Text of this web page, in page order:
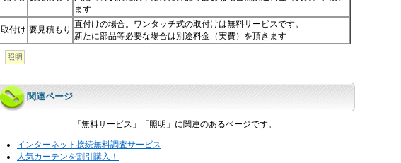
ます
取付け 要見積もり
直付けの場合。ワンタッチ式の取付けは無料サービスです。
新たに部品等必要な場合は別途料金（実費）を頂きます
照明
関連ページ
「無料サービス」「照明」に関連のあるページです。
インターネット接続無料調査サービス
人気カーテンを割引購入！